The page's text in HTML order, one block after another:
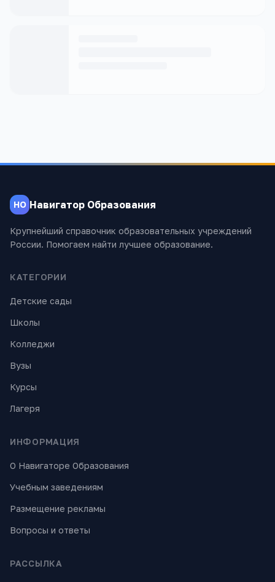
НО Навигатор Образования
Крупнейший справочник образовательных учреждений
России. Помогаем найти лучшее образование.
КАТЕГОРИИ
Детские сады
Школы
Колледжи
Вузы
Курсы
Лагеря
ИНФОРМАЦИЯ
О Навигаторе Образования
Учебным заведениям
Размещение рекламы
Вопросы и ответы
РАССЫЛКА